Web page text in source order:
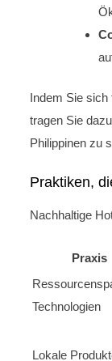
Indem Sie sich
tragen Sie
Philippinen zu
Praktiken,
Nachhaltige
Praxis
Technologien
Lokale